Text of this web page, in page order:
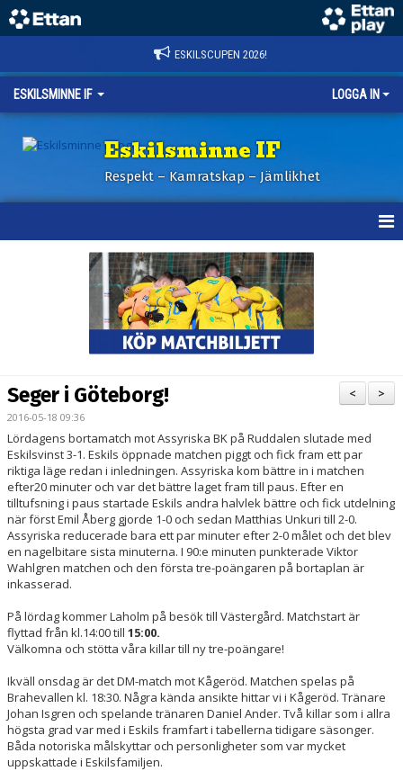
ESKILSCUPEN 2026!
ESKILSMINNE IF LOGGA IN
Eskilsminne IF
Respekt – Kamratskap – Jämlikhet
BILDER ESKILSCUPEN
PARTNERS
KALENDER
LOKALBOKNING
DOKUMENT/FILER
MEDLEMSKAP
ESKILS LOVFOTBOLL
BILJETTER
MEDLEMSFÖRMÅNER
>
<
Seger i Göteborg!
2016-05-18 09:36
Lördagens bortamatch mot Assyriska BK på Ruddalen slutade med
Eskilsvinst 3-1. Eskils öppnade matchen piggt och fick fram ett par
riktiga läge redan i inledningen. Assyriska kom bättre in i matchen
efter20 minuter och var det bättre laget fram till paus. Efter en
tilltufsning i paus startade Eskils andra halvlek bättre och fick utdelning
när först Emil Åberg gjorde 1-0 och sedan Matthias Unkuri till 2-0.
Assyriska reducerade bara ett par minuter efter 2-0 målet och det blev
en nagelbitare sista minuterna. I 90:e minuten punkterade Viktor
Wahlgren matchen och den första tre-poängaren på bortaplan är
inkasserad.
På lördag kommer Laholm på besök till Västergård. Matchstart är
flyttad från kl.14:00 till 15:00.
Välkomna och stötta våra killar till ny tre-poängare!
Ikväll onsdag är det DM-match mot Kågeröd. Matchen spelas på
Brahevallen kl. 18:30. Några kända ansikte hittar vi i Kågeröd. Tränare
Johan Isgren och spelande tränaren Daniel Ander. Två killar som i allra
högsta grad var med i Eskils framfart i tabellerna tidigare säsonger.
Båda notoriska målskyttar och personligheter som var mycket
uppskattade i Eskilsfamiljen.